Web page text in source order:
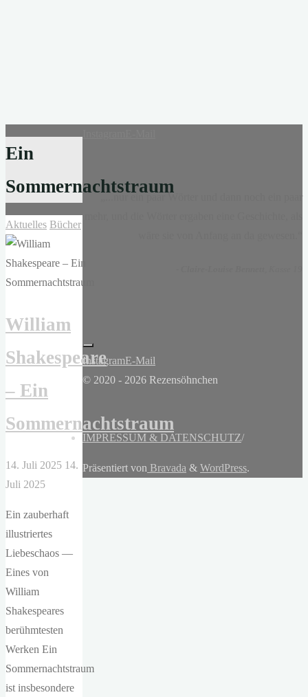
Ein
Sommernachtstraum
Aktuelles Bücher
William
Shakespeare
– Ein
Sommernachtstraum
14. Juli 2025 14.
Juli 2025
Ein zauberhaft
illustriertes
Liebeschaos —
Eines von
William
Shakespeares
berühmtesten
Werken Ein
Sommernachtstraum
ist insbesondere
InstagramE-Mail
© 2020 - 2026 Rezensöhnchen
IMPRESSUM & DATENSCHUTZ/
Präsentiert von Bravada & WordPress.